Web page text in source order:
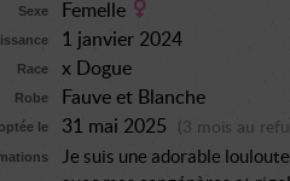
Sexe Femelle
1 janvier 2024
Race x Dogue
Robe Fauve et Blanche
le 31 mai 2025 (3 mois au
Je suis une adorable